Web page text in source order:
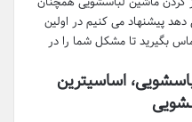
پیشنهاد می کنیم در اولین
بگیرید تا مشکل شما را در
اساسیترین